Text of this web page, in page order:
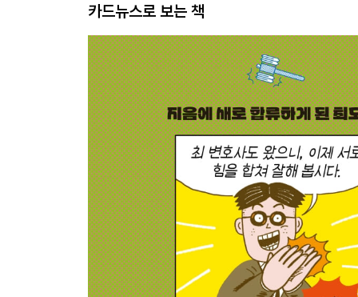
카드뉴스로 보는 책